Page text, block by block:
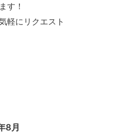
す！
軽にリクエスト
8月